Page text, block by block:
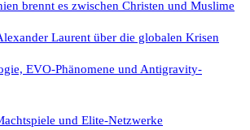
brennt es zwischen Christen und Muslime
Laurent über die globalen Krisen
EVO-Phänomene und Antigravity-
und Elite-Netzwerke